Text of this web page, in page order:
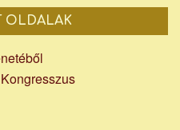
OLDALAK